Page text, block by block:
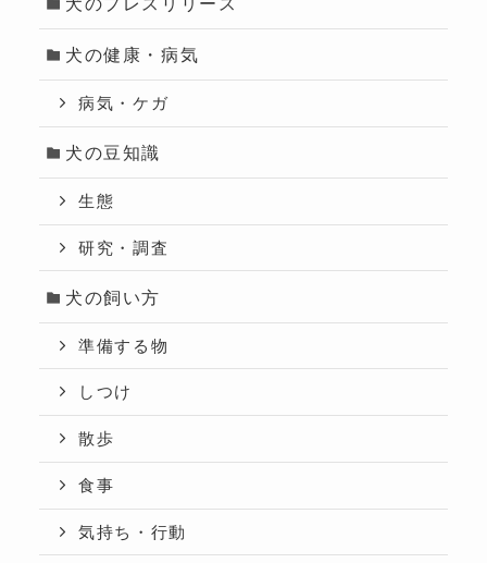
犬の健康・病気
病気・ケガ
犬の豆知識
生態
研究・調査
犬の飼い方
準備する物
しつけ
散歩
食事
気持ち・行動